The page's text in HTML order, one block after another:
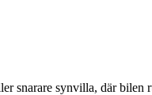
snarare synvilla, där bilen